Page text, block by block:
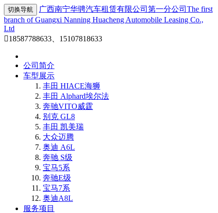
切换导航 广西南宁华骋汽车租赁有限公司第一分公司 The first
branch of Guangxi Nanning Huacheng Automobile Leasing Co.,
Ltd
18587788633、15107818633
公司简介
车型展示
丰田 HIACE海狮
丰田 Alphard埃尔法
奔驰VITO威霆
别克 GL8
丰田 凯美瑞
大众迈腾
奥迪 A6L
奔驰 S级
宝马5系
奔驰E级
宝马7系
奥迪A8L
服务项目